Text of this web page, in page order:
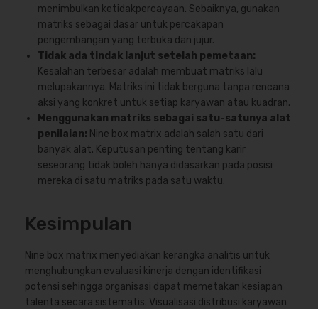
menimbulkan ketidakpercayaan. Sebaiknya, gunakan
matriks sebagai dasar untuk percakapan
pengembangan yang terbuka dan jujur.
Tidak ada tindak lanjut setelah pemetaan:
Kesalahan terbesar adalah membuat matriks lalu
melupakannya. Matriks ini tidak berguna tanpa rencana
aksi yang konkret untuk setiap karyawan atau kuadran.
Menggunakan matriks sebagai satu-satunya alat
penilaian: Nine box matrix adalah salah satu dari
banyak alat. Keputusan penting tentang karir
seseorang tidak boleh hanya didasarkan pada posisi
mereka di satu matriks pada satu waktu.
Kesimpulan
Nine box matrix menyediakan kerangka analitis untuk
menghubungkan evaluasi kinerja dengan identifikasi
potensi sehingga organisasi dapat memetakan kesiapan
talenta secara sistematis. Visualisasi distribusi karyawan